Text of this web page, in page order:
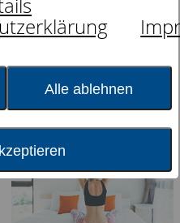
Alle ablehnen
Ihre